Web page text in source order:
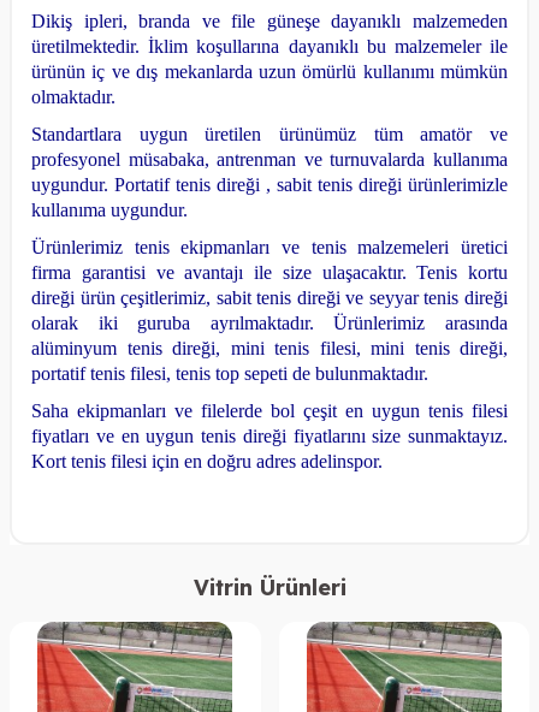
Dikiş ipleri, branda ve file güneşe dayanıklı malzemeden
üretilmektedir. İklim koşullarına dayanıklı bu malzemeler ile
ürünün iç ve dış mekanlarda uzun ömürlü kullanımı mümkün
olmaktadır.
Standartlara uygun üretilen ürünümüz tüm amatör ve
profesyonel müsabaka, antrenman ve turnuvalarda kullanıma
uygundur. Portatif tenis direği , sabit tenis direği ürünlerimizle
kullanıma uygundur.
Ürünlerimiz tenis ekipmanları ve tenis malzemeleri üretici
firma garantisi ve avantajı ile size ulaşacaktır. Tenis kortu
direği ürün çeşitlerimiz, sabit tenis direği ve seyyar tenis direği
olarak iki guruba ayrılmaktadır. Ürünlerimiz arasında
alüminyum tenis direği, mini tenis filesi, mini tenis direği,
portatif tenis filesi, tenis top sepeti de bulunmaktadır.
Saha ekipmanları ve filelerde bol çeşit en uygun tenis filesi
fiyatları ve en uygun tenis direği fiyatlarını size sunmaktayız.
Kort tenis filesi için en doğru adres adelinspor.
Vitrin Ürünleri